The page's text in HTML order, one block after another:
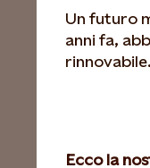
Un futuro
anni fa,
rinnovabile.
Ecco la